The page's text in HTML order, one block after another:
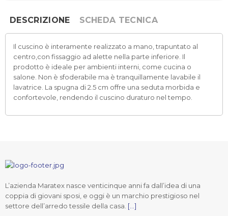
DESCRIZIONE SCHEDA TECNICA
Il cuscino è interamente realizzato a mano, trapuntato al
centro,con fissaggio ad alette nella parte inferiore. Il
prodotto è ideale per ambienti interni, come cucina o
salone. Non è sfoderabile ma è tranquillamente lavabile il
lavatrice. La spugna di 2.5 cm offre una seduta morbida e
confortevole, rendendo il cuscino duraturo nel tempo.
L’azienda Maratex nasce venticinque anni fa dall’idea di una
coppia di giovani sposi, e oggi è un marchio prestigioso nel
settore dell’arredo tessile della casa. [...]